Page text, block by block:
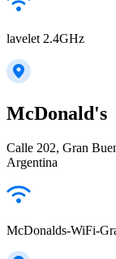
lavelet 2.4GHz
McDonald's
Calle 202, Gran
Argentina
McDonalds-WiFi-